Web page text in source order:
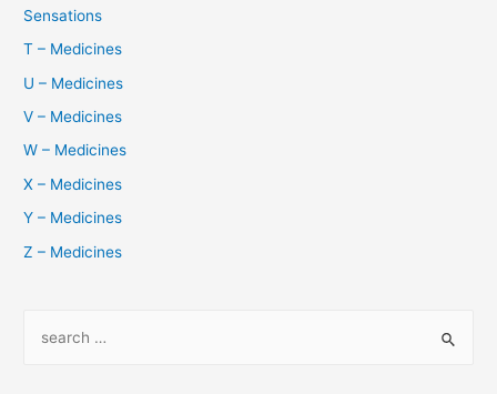
Sensations
T – Medicines
U – Medicines
V – Medicines
W – Medicines
X – Medicines
Y – Medicines
Z – Medicines